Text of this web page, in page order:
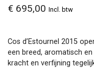
€ 695,00 Incl. btw
Cos d’Estournel 2015
een breed, aromatisch
kracht en verfijning